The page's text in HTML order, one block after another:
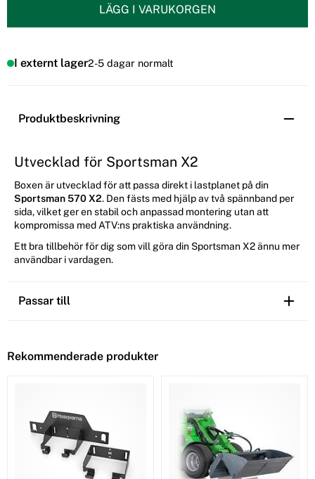
LÄGG I VARUKORGEN
I externt lager2-5 dagar normalt
Produktbeskrivning
Utvecklad för Sportsman X2
Boxen är utvecklad för att passa direkt i lastplanet på din
Sportsman 570 X2. Den fästs med hjälp av två spännband per
sida, vilket ger en stabil och anpassad montering utan att
kompromissa med ATV:ns praktiska användning.
Ett bra tillbehör för dig som vill göra din Sportsman X2 ännu mer
användbar i vardagen.
Passar till
Rekommenderade produkter